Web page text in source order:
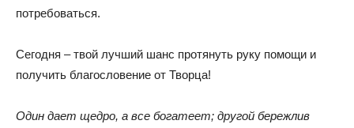
потребоваться.
Сегодня – твой лучший шанс протянуть руку помощи и
получить благословение от Творца!
Один дает щедро, а все богатеет; другой бережлив